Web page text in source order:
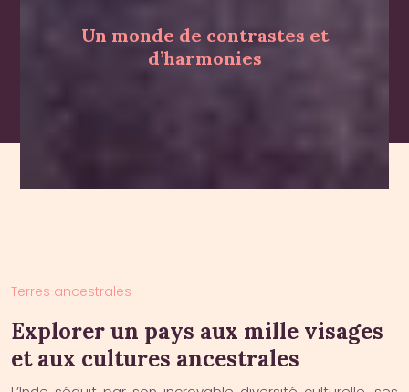
Un monde de contrastes et
d’harmonies
Terres ancestrales
Explorer un pays aux mille visages
et aux cultures ancestrales